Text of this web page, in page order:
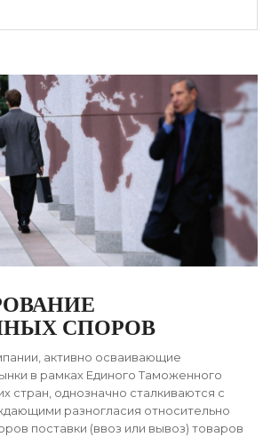
СПОРОВ
активно осваивающие
в рамках Единого Таможенного
стран, однозначно сталкиваются с
разногласия относительно
поставки (ввоз или вывоз) товаров